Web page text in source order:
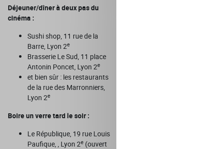
Déjeuner/dîner à deux pas du
cinéma :
Sushi shop, 11 rue de la
Barre, Lyon 2e
Brasserie Le Sud, 11 place
Antonin Poncet, Lyon 2e
et bien sûr : les restaurants
de la rue des Marronniers,
Lyon 2e
Boire un verre tard le soir :
Le République, 19 rue Louis
Paufique, , Lyon 2e (ouvert